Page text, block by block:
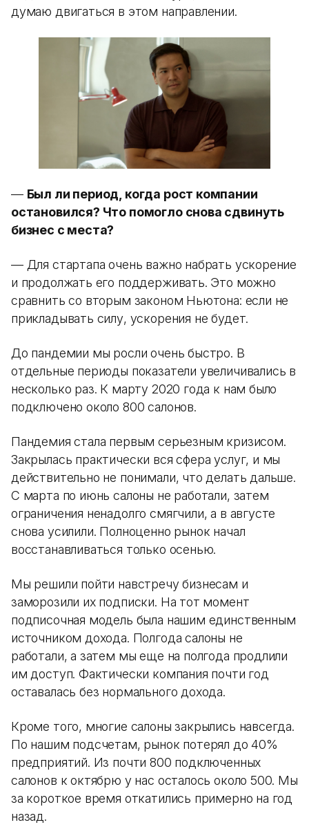
думаю двигаться в этом направлении.
— Был ли период, когда рост компании
остановился? Что помогло снова сдвинуть
бизнес с места?
— Для стартапа очень важно набрать ускорение
и продолжать его поддерживать. Это можно
сравнить со вторым законом Ньютона: если не
прикладывать силу, ускорения не будет.
До пандемии мы росли очень быстро. В
отдельные периоды показатели увеличивались в
несколько раз. К марту 2020 года к нам было
подключено около 800 салонов.
Пандемия стала первым серьезным кризисом.
Закрылась практически вся сфера услуг, и мы
действительно не понимали, что делать дальше.
С марта по июнь салоны не работали, затем
ограничения ненадолго смягчили, а в августе
снова усилили. Полноценно рынок начал
восстанавливаться только осенью.
Мы решили пойти навстречу бизнесам и
заморозили их подписки. На тот момент
подписочная модель была нашим единственным
источником дохода. Полгода салоны не
работали, а затем мы еще на полгода продлили
им доступ. Фактически компания почти год
оставалась без нормального дохода.
Кроме того, многие салоны закрылись навсегда.
По нашим подсчетам, рынок потерял до 40%
предприятий. Из почти 800 подключенных
салонов к октябрю у нас осталось около 500. Мы
за короткое время откатились примерно на год
назад.